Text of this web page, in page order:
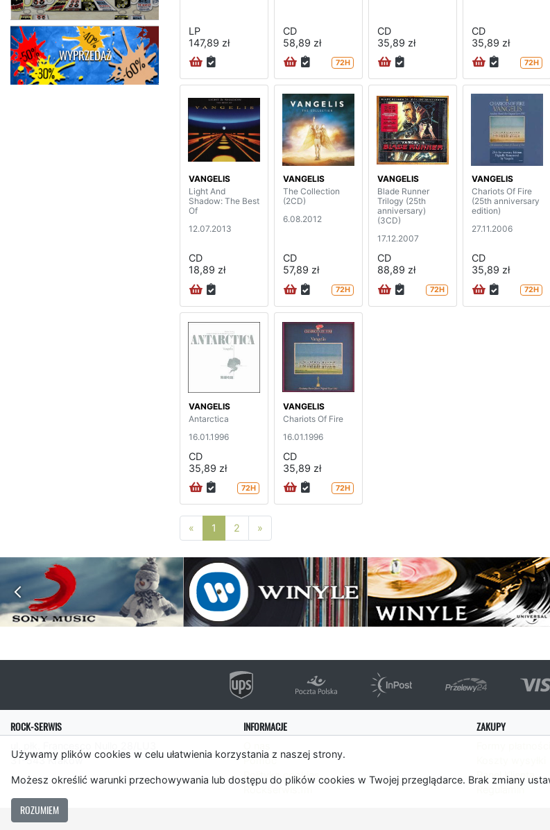
Używamy plików cookies w celu ułatwienia korzystania z naszej strony.
Możesz określić warunki przechowywania lub dostępu do plików cookies w Twojej przeglądarce. Brak zmiany
ROZUMIEM
WYPRZEDAŻ
LP
147,89 zł
CD
58,89 zł
72H
CD
35,89 zł
CD
35,89 zł
72H
VANGELIS
Light And
Shadow: The Best
Of
12.07.2013
CD
18,89 zł
VANGELIS
The Collection
(2CD)
6.08.2012
CD
57,89 zł
72H
VANGELIS
Blade Runner
Trilogy (25th
anniversary)
(3CD)
17.12.2007
CD
88,89 zł
72H
VANGELIS
Chariots Of Fire
(25th anniversary
edition)
27.11.2006
CD
35,89 zł
72H
VANGELIS
Antarctica
16.01.1996
CD
35,89 zł
72H
VANGELIS
Chariots Of Fire
16.01.1996
CD
35,89 zł
72H
« Poprzednia strona
1 2 »
ROCK-SERWIS
31-543 Kraków
INFORMACJE
Pomoc
Polityka cookies
ZAKUPY
Panel Klienta